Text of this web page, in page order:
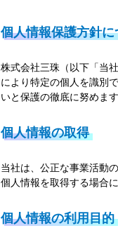
個人情報保護方針に
株式会社三珠（以下「当
により特定の個人を識別
いと保護の徹底に努めます
個人情報の取得
当社は、公正な事業活動
個人情報を取得する場合
個人情報の利用目的